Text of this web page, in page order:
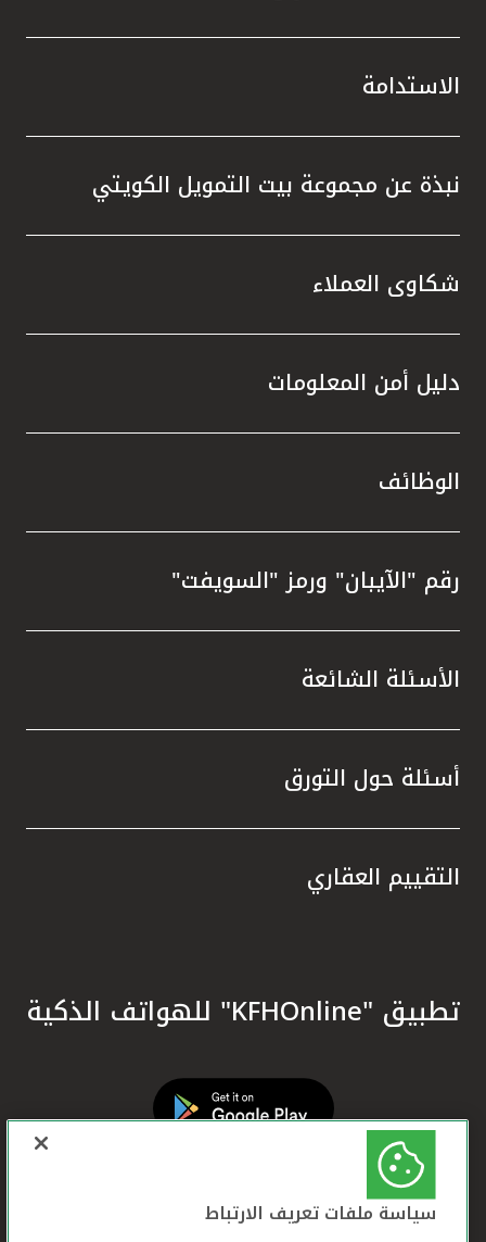
الاستدامة
نبذة عن مجموعة بيت التمويل الكويتي
شكاوى العملاء
دليل أمن المعلومات
الوظائف
رقم "الآيبان" ورمز "السويفت"
الأسئلة الشائعة
أسئلة حول التورق
التقييم العقاري
تطبيق "KFHOnline" للهواتف الذكية
سياسة ملفات تعريف الارتباط